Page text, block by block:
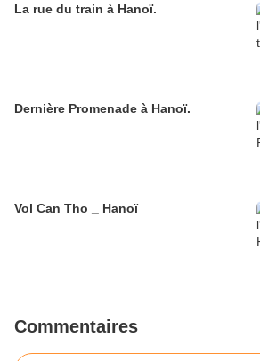
La rue du train à Hanoï.
Dernière Promenade à Hanoï.
Vol Can Tho _ Hanoï
Commentaires